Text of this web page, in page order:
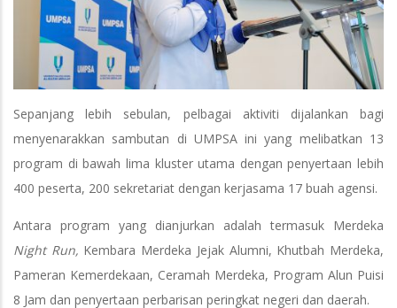
Sepanjang lebih sebulan, pelbagai aktiviti dijalankan bagi
menyenarakkan sambutan di UMPSA ini yang melibatkan 13
program di bawah lima kluster utama dengan penyertaan lebih
400 peserta, 200 sekretariat dengan kerjasama 17 buah agensi.
Antara program yang dianjurkan adalah termasuk Merdeka
Night Run, Kembara Merdeka Jejak Alumni, Khutbah Merdeka,
Pameran Kemerdekaan, Ceramah Merdeka, Program Alun Puisi
8 Jam dan penyertaan perbarisan peringkat negeri dan daerah.